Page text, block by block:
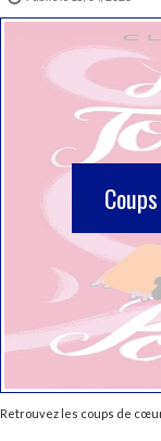
Retrouvez les coups de